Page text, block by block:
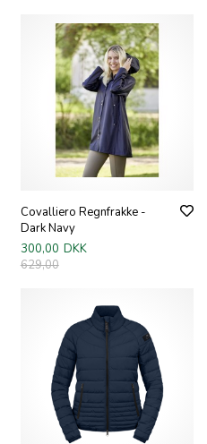
Covalliero Regnfrakke -
Dark Navy
300,00 DKK
629,00